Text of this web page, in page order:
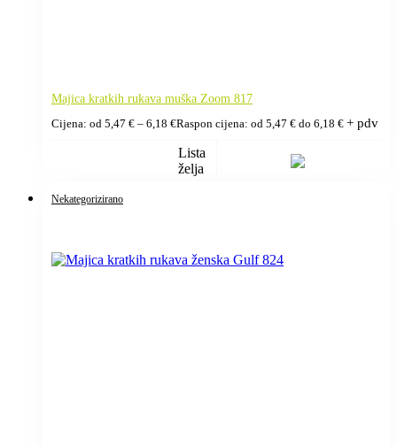
Majica kratkih rukava muška Zoom 817
Cijena: od 5,47 € – 6,18 €Raspon cijena: od 5,47 € do 6,18 € + pdv
Lista
želja
Nekategorizirano